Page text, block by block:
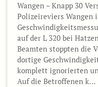
Wangen – Knapp 30
Polizeireviers Wangen
auf der L 320 bei
Beamten stoppten die
dortige
komplett ignorierten
Auf die Betroffenen k…